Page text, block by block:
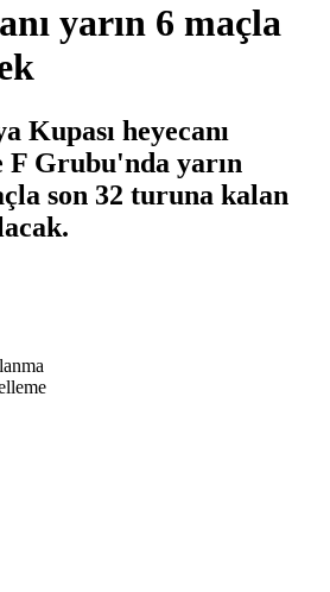
yarın 6 maçla
Kupası heyecanı
F Grubu'nda yarın
son 32 turuna kalan